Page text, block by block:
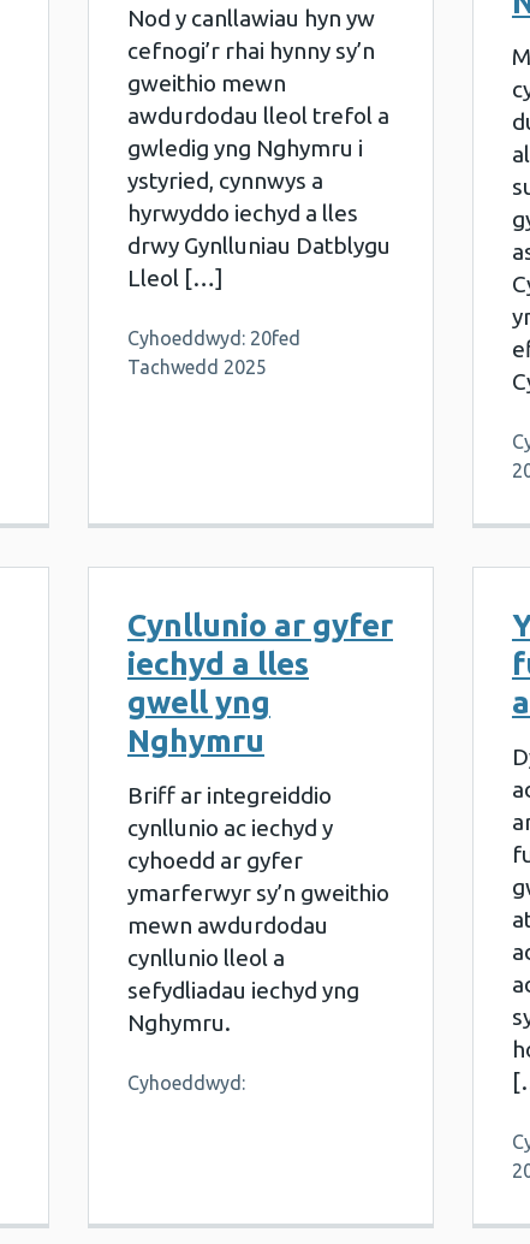
Nod y canllawiau hyn yw
cefnogi’r rhai hynny sy’n
gweithio mewn
awdurdodau lleol trefol a
gwledig yng Nghymru i
ystyried, cynnwys a
hyrwyddo iechyd a lles
drwy Gynlluniau Datblygu
Lleol […]
Cyhoeddwyd: 20fed
Tachwedd 2025
Cynllunio ar gyfer
iechyd a lles
gwell yng
Nghymru
Briff ar integreiddio
cynllunio ac iechyd y
cyhoedd ar gyfer
ymarferwyr sy’n gweithio
mewn awdurdodau
cynllunio lleol a
sefydliadau iechyd yng
Nghymru.
Cyhoeddwyd: